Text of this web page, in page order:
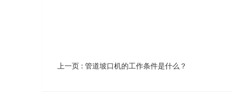
上一页 : 管道坡口机的工作条件是什么？